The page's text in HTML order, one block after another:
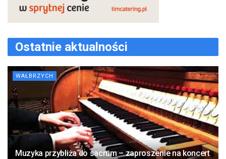
Ostatnie aktualności
WAŁBRZYCH
Muzyka przybliża do sacrum – zaproszenie na koncert